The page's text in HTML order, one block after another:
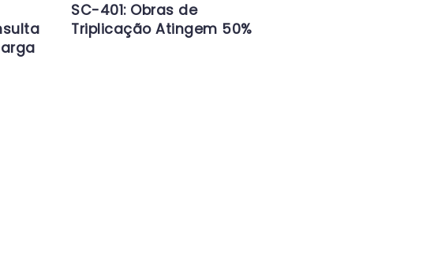
SC-401: Obras de
Triplicação Atingem 50%